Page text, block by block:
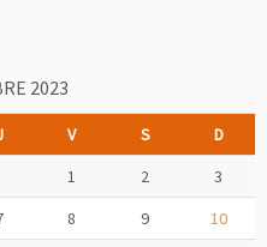
2023
V S
D
1
2
3
8 9
10